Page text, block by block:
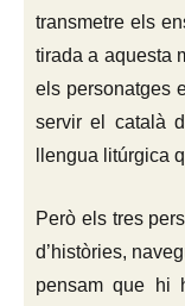
transmetre els
tirada a aquesta
els personatges
servir el català
llengua litúrgica
Però els tres
d’històries,
pensam que hi